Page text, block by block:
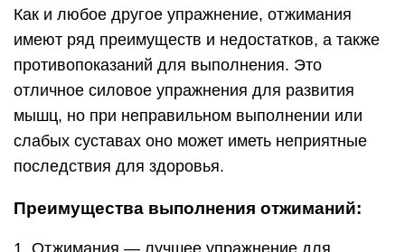
2. Отжимание является многоцелевым
упражнением, в котором работают сразу
несколько групп мышц. Помимо груди вы будете
укреплять мышцы трицепсов, плеч и кора.